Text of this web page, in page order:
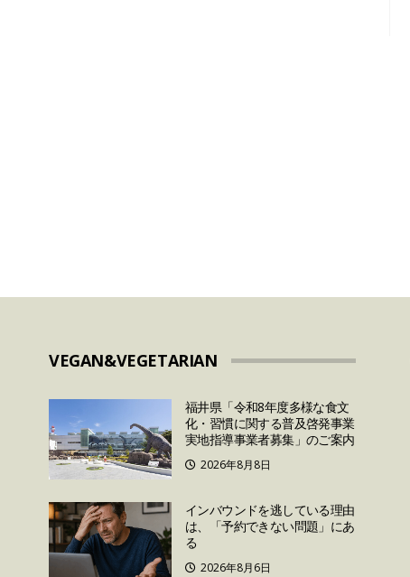
VEGAN&VEGETARIAN
福井県「令和8年度多様な食文
化・習慣に関する普及啓発事業
実地指導事業者募集」のご案内
2026年8月8日
インバウンドを逃している理由
は、「予約できない問題」にあ
る
2026年8月6日